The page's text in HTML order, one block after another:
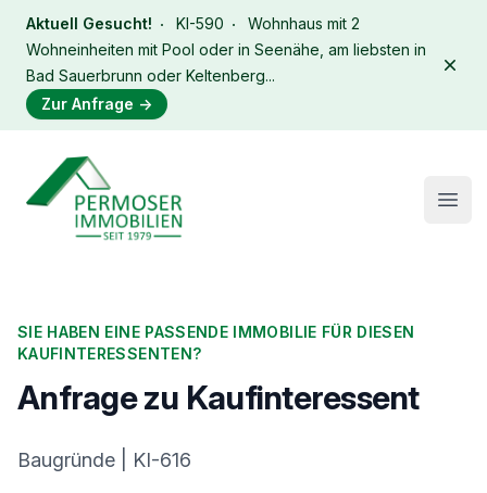
Aktuell Gesucht! KI-590
Wohnhaus mit 2
Wohneinheiten mit Pool oder in Seenähe, am liebsten in
Bad Sauerbrunn oder Keltenberg...
Zur Anfrage →
Immobilien Permoser Logo
SIE HABEN EINE PASSENDE IMMOBILIE FÜR DIESEN
KAUFINTERESSENTEN?
Anfrage zu Kaufinteressent
Baugründe | KI-616